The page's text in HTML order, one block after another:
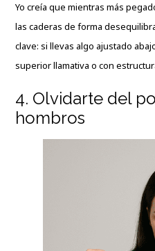
Yo creía que mientras más
las caderas de forma
clave: si llevas algo ajustado
superior llamativa o con
4. Olvidarte del
hombros